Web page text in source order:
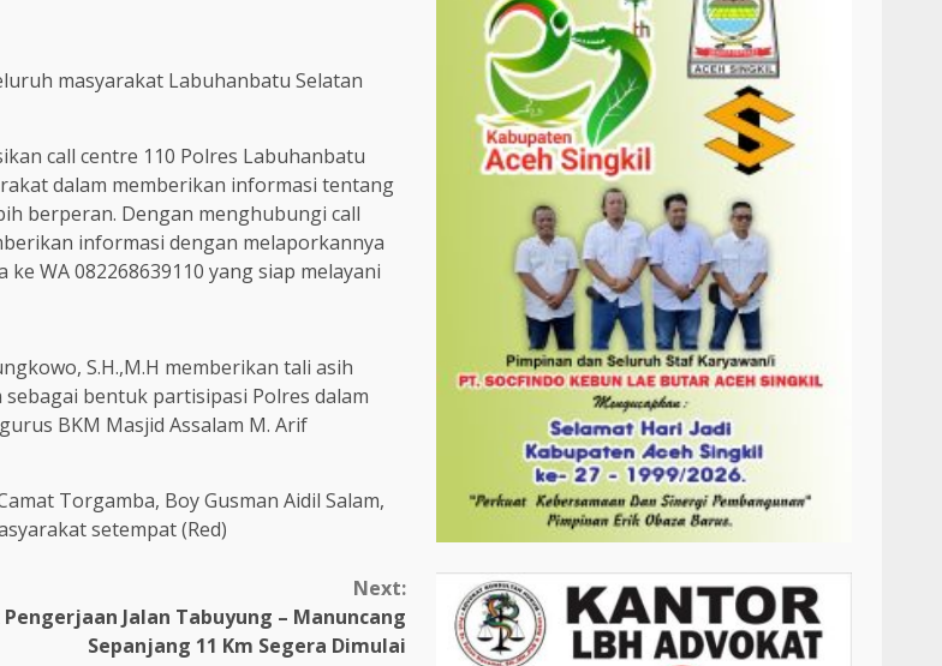
masyarakat Labuhanbatu Selatan
call centre 110 Polres Labuhanbatu
dalam memberikan informasi tentang
berperan. Dengan menghubungi call
informasi dengan melaporkannya
WA 082268639110 yang siap melayani
S.H.,M.H memberikan tali asih
sebagai bentuk partisipasi Polres dalam
BKM Masjid Assalam M. Arif
Torgamba, Boy Gusman Aidil Salam,
setempat (Red)
Next:
Jalan Tabuyung – Manuncang
Sepanjang 11 Km Segera Dimulai